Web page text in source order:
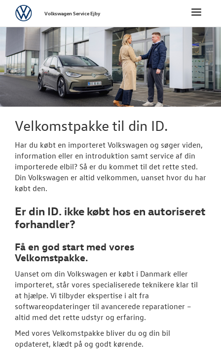
FORSIDE
VÆRKSTED
Koncepter og
Skarpe priser
Service Cam
Toggle
VolkswagenVolkswagen Service Ejby
Velkomstpakke til din ID.
Har du købt en importeret Volkswagen og søger viden,
information eller en introduktion samt service af din
importerede elbil? Så er du kommet til det rette sted.
Din Volkswagen er altid velkommen, uanset hvor du har
købt den.
Er din ID. ikke købt hos en autoriseret
forhandler?
Få en god start med vores
Velkomstpakke.
Uanset om din Volkswagen er købt i Danmark eller
importeret, står vores specialiserede teknikere klar til
at hjælpe. Vi tilbyder ekspertise i alt fra
softwareopdateringer til avancerede reparationer –
altid med det rette udstyr og erfaring.
Med vores Velkomstpakke bliver du og din bil
opdateret, klædt på og godt kørende.